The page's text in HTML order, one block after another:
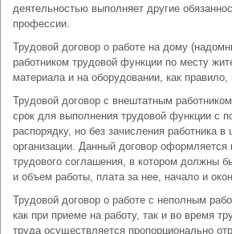
деятельностью выполняет другие
профессии.
Трудовой договор о работе на дому
работником трудовой функции по месту
материала и на оборудовании, как правило,
Трудовой договор с внештатным
срок для выполнения трудовой функции с
распорядку, но без зачисления работника
организации. Данный договор
трудового соглашения, в котором должны
и объем работы, плата за нее, начало и
Трудовой договор о работе с неполным
как при приеме на работу, так и во время
труда осуществляется пропорционально